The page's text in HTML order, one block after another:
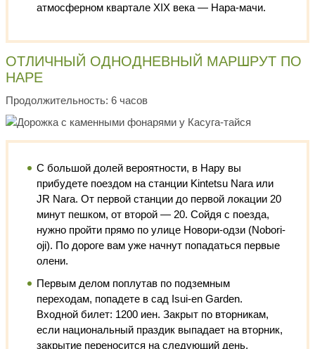
атмосферном квартале XIX века — Нара-мачи.
ОТЛИЧНЫЙ ОДНОДНЕВНЫЙ МАРШРУТ ПО
НАРЕ
Продолжительность: 6 часов
С большой долей вероятности, в Нару вы
прибудете поездом на станции Kintetsu Nara или
JR Nara. От первой станции до первой локации 20
минут пешком, от второй — 20. Сойдя с поезда,
нужно пройти прямо по улице Новори-одзи (Nobori-
oji). По дороге вам уже начнут попадаться первые
олени.
Первым делом поплутав по подземным
переходам, попадете в сад Isui-en Garden.
Входной билет: 1200 иен. Закрыт по вторникам,
если национальный праздик выпадает на вторник,
закрытие переносится на следующий день.